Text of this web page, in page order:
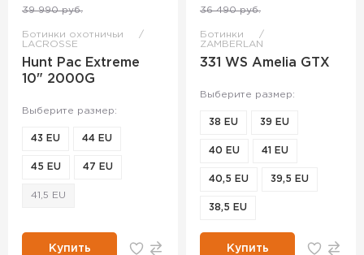
39 990 руб.
Ботинки охотничьи
LACROSSE
Hunt Pac Extreme
10" 2000G
Выберите размер:
43 EU 44 EU
45 EU 47 EU
41,5 EU
Купить
36 490 руб.
Ботинки
ZAMBERLAN
331 WS Amelia GTX
Выберите размер:
38 EU 39 EU
40 EU 41 EU
40,5 EU 39,5 EU
38,5 EU
Купить